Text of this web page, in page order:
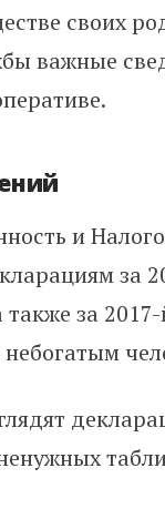
своих
важные
и
за
за